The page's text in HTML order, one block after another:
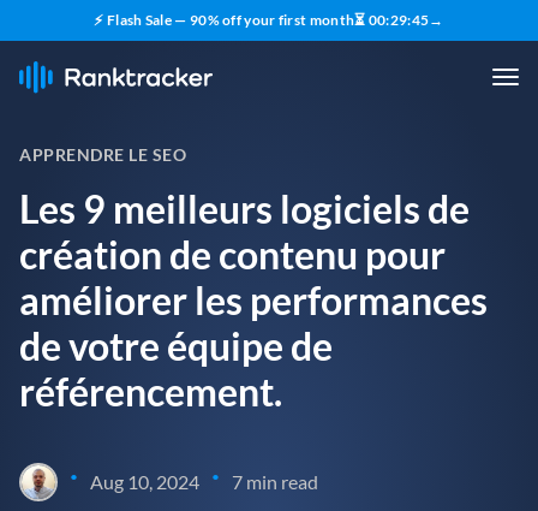
⚡ Flash Sale — 90% off your first month⏳ 00:29:43→
APPRENDRE LE SEO
Les 9 meilleurs logiciels de
création de contenu pour
améliorer les performances
de votre équipe de
référencement.
• Aug 10, 2024 • 7 min read